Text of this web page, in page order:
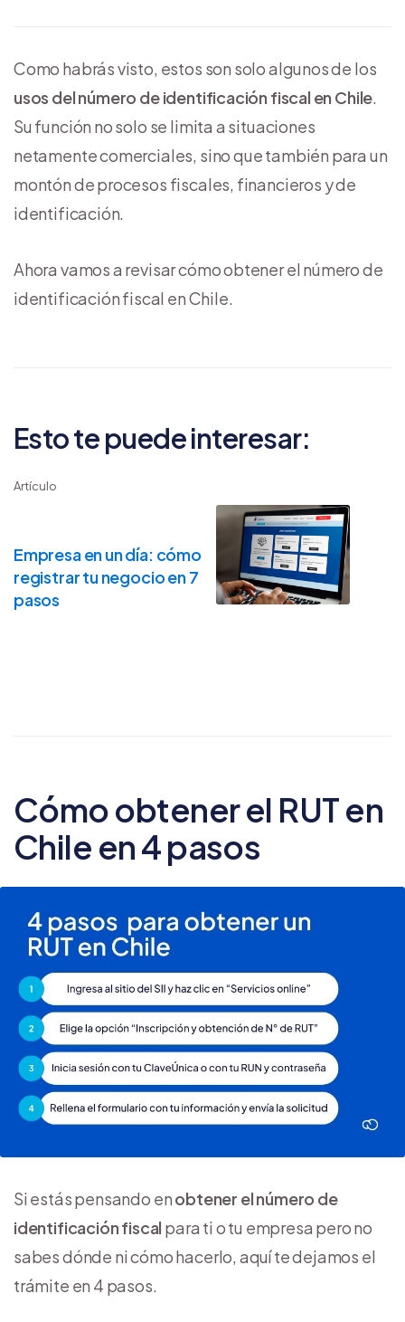
Como habrás visto, estos son solo algunos de los
usos del número de identificación fiscal en Chile.
Su función no solo se limita a situaciones
netamente comerciales, sino que también para un
montón de procesos fiscales, financieros y de
identificación.
Ahora vamos a revisar cómo obtener el número de
identificación fiscal en Chile.
Esto te puede interesar:
Artículo
Empresa en un día: cómo
registrar tu negocio en 7
pasos
Cómo obtener el RUT en
Chile en 4 pasos
Si estás pensando enobtener el número de
identificación fiscal para ti o tu empresa pero no
sabes dónde ni cómo hacerlo, aquí te dejamos el
trámite en 4 pasos.